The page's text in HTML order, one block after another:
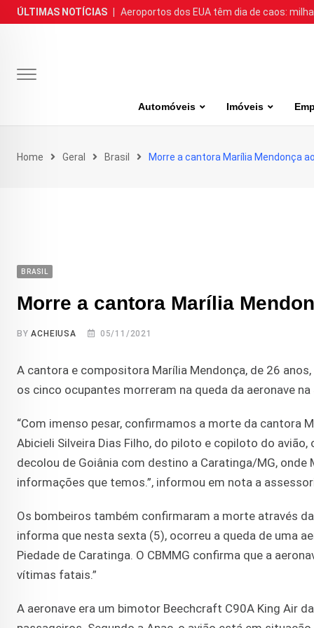
Skip
to
ÚLTIMAS NOTÍCIAS Aeroportos dos EUA têm dia de caos:
Automóveis Imóveis
Home Geral Brasil Morre a cantora Marília Mendonça
BRASIL
Morre a cantora Marília
BYACHEIUSA 05/11/2021
A cantora e compositora Marília Mendonça, de 26
os cinco ocupantes morreram na queda da aeronave
“Com imenso pesar, confirmamos a morte da cantora
Abicieli Silveira Dias Filho, do piloto e copiloto do
decolou de Goiânia com destino a Caratinga/MG,
informações que temos.”, informou em nota a
Os bombeiros também confirmaram a morte através
informa que nesta sexta (5), ocorreu a queda de uma
Piedade de Caratinga. O CBMMG confirma que a
vítimas fatais.”
A aeronave era um bimotor Beechcraft C90A King Air